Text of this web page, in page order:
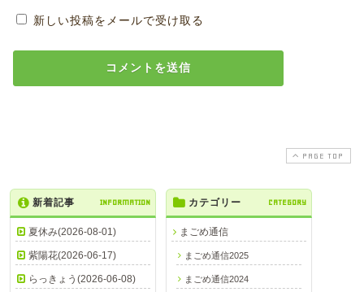
新しい投稿をメールで受け取る
PAGE TOP
新着記事 INFORMATION
夏休み(2026-08-01)
紫陽花(2026-06-17)
らっきょう(2026-06-08)
カテゴリー CATEGORY
まごめ通信
まごめ通信2025
まごめ通信2024